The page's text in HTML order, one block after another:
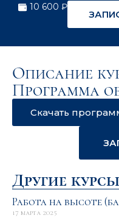
10 600 ₽
Описание
Программа
Скачать
Другие курсы
Работа на высоте
17 марта 2025